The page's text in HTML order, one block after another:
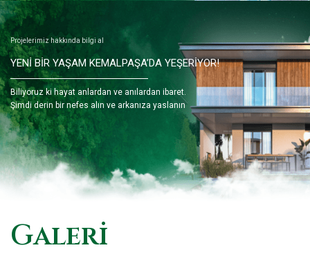
Projelerimiz hakkında bilgi al
YENİ BİR YAŞAM KEMALPAŞA’DA YEŞERİYOR!
Biliyoruz ki hayat anlardan ve anılardan ibaret.
Şimdi derin bir nefes alın ve arkanıza yaslanın
Galeri